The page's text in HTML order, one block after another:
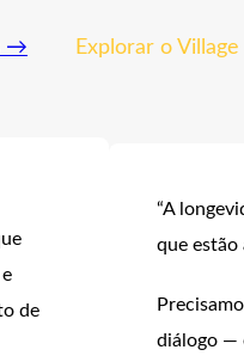
→ Explorar o Village
de
“A
que estão
diálogo —